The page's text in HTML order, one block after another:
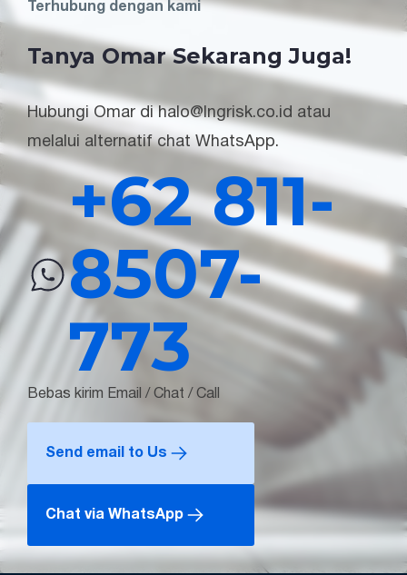
Terhubung dengan kami
Tanya Omar Sekarang Juga!
Hubungi Omar di halo@lngrisk.co.id atau
melalui alternatif chat WhatsApp.
+62 811-
8507-
773
Bebas kirim Email / Chat / Call
Send email to Us
Chat via WhatsApp